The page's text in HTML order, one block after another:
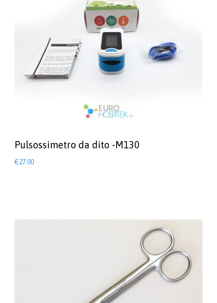
Pulsossimetro da dito -M130
€27.00